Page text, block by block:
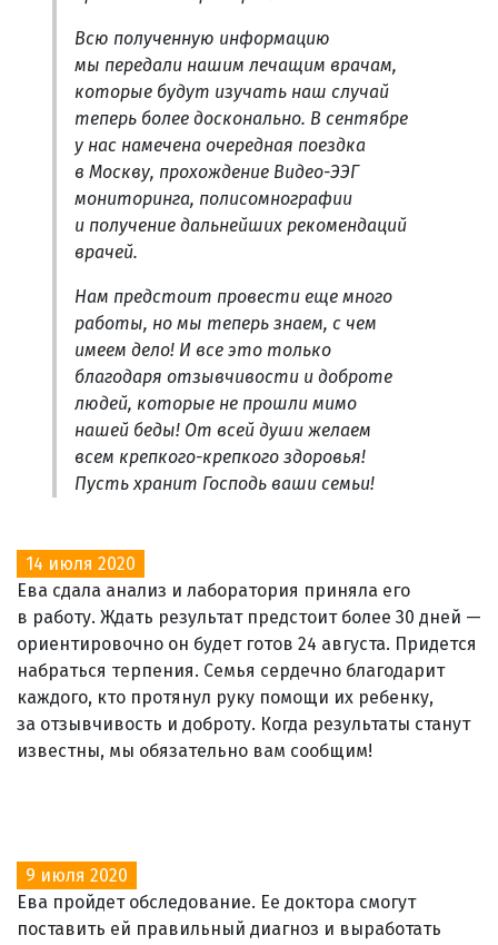
Всю полученную информацию
мы передали нашим лечащим врачам,
которые будут изучать наш случай
теперь более досконально. В сентябре
у нас намечена очередная поездка
в Москву, прохождение Видео-ЭЭГ
мониторинга, полисомнографии
и получение дальнейших рекомендаций
врачей.
Нам предстоит провести еще много
работы, но мы теперь знаем, с чем
имеем дело! И все это только
благодаря отзывчивости и доброте
людей, которые не прошли мимо
нашей беды! От всей души желаем
всем крепкого-крепкого здоровья!
Пусть хранит Господь ваши семьи!
14 июля 2020
Ева сдала анализ и лаборатория приняла его
в работу. Ждать результат предстоит более 30 дней —
ориентировочно он будет готов 24 августа. Придется
набраться терпения. Семья сердечно благодарит
каждого, кто протянул руку помощи их ребенку,
за отзывчивость и доброту. Когда результаты станут
известны, мы обязательно вам сообщим!
9 июля 2020
Ева пройдет обследование. Ее доктора смогут
поставить ей правильный диагноз и выработать